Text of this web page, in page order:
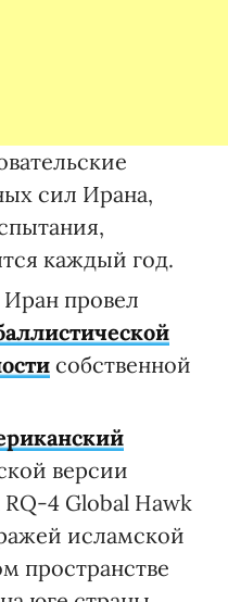
сил Ирана,
каждый год.
провел
собственной
версии
4 Global Hawk
исламской
пространстве